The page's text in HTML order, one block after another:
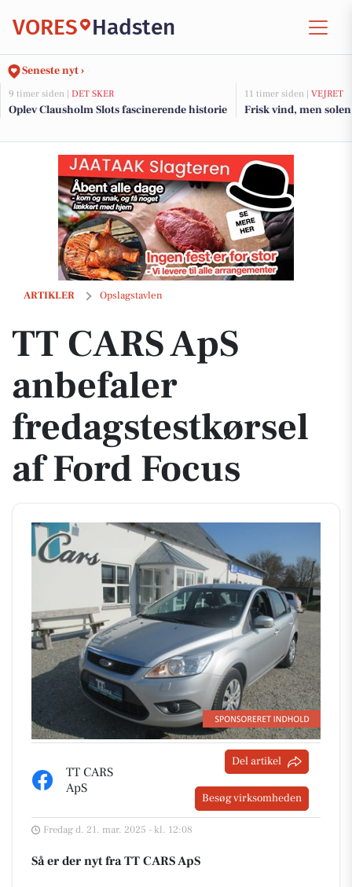
VORES Hadsten
Seneste nyt ›
9 timer siden | DET SKER
Oplev Clausholm Slots fascinerende historie
11 timer siden | VEJRET
Frisk vind, men
ARTIKLER Opslagstavlen
TT CARS ApS anbefaler fredagstestkørsel af Ford Focus
TT CARS ApS
anbefaler
fredagstestkørsel
af Ford Focus
TT CARS
ApS
Del artikel
Besøg virksomheden
Fredag d. 21. mar. 2025 - kl. 12:08
Så er der nyt fra TT CARS ApS